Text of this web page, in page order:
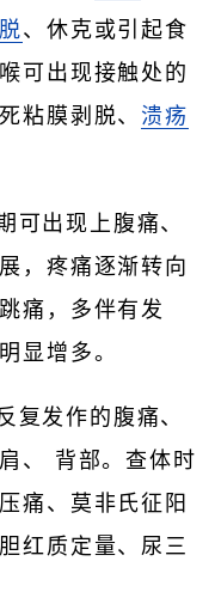
、休克或引起食
可出现接触处的
粘膜剥脱、 溃疡
可出现上腹痛、
，疼痛逐渐转向
痛，多伴有发
显增多。
复发作的腹痛、
、 背部。查体时
痛、莫非氏征阳
红质定量、尿三